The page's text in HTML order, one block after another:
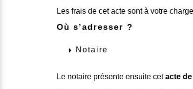
Les frais de cet acte sont à votre
Où s’adresser ?
arrow_right Notaire
Le notaire présente ensuite cetacte